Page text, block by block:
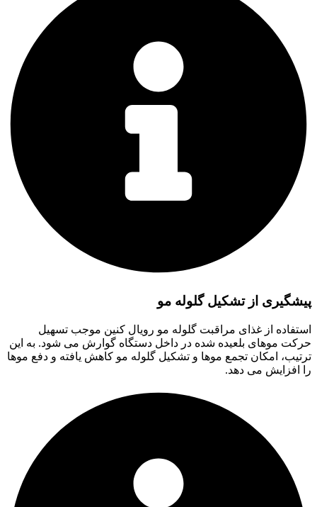
پیشگیری از تشکیل گلوله مو
استفاده از غذای مراقبت گلوله مو رویال کنین موجب تسهیل
حرکت موهای بلعیده شده در داخل دستگاه گوارش می شود. به این
ترتیب، امکان تجمع موها و تشکیل گلوله مو کاهش یافته و دفع موها
را افزایش می دهد.